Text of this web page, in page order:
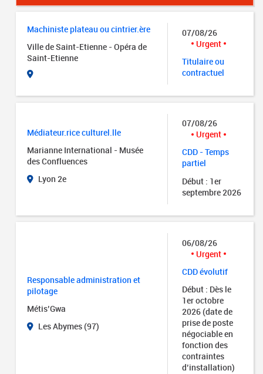
Machiniste plateau ou cintrier.ère
Ville de Saint-Etienne - Opéra de
Saint-Etienne
07/08/26
Urgent
Titulaire ou
contractuel
Médiateur.rice culturel.lle
Marianne International - Musée
des Confluences
Lyon 2e
07/08/26
Urgent
CDD - Temps
partiel
Début : 1er
septembre 2026
Responsable administration et
pilotage
Métis’Gwa
Les Abymes (97)
06/08/26
Urgent
CDD évolutif
Début : Dès le
1er octobre
2026 (date de
prise de poste
négociable en
fonction des
contraintes
d’installation)